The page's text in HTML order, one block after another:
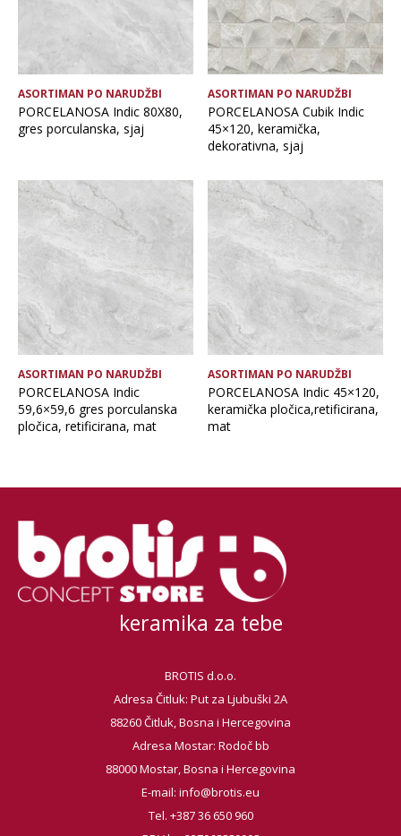
ASORTIMAN PO NARUDŽBI
PORCELANOSA Indic 80X80,
gres porculanska, sjaj
ASORTIMAN PO NARUDŽBI
PORCELANOSA Cubik Indic
45×120, keramička,
dekorativna, sjaj
ASORTIMAN PO NARUDŽBI
PORCELANOSA Indic
59,6×59,6 gres porculanska
pločica, retificirana, mat
ASORTIMAN PO NARUDŽBI
PORCELANOSA Indic 45×120,
keramička pločica,retificirana,
mat
keramika za tebe
BROTIS d.o.o.
Adresa Čitluk: Put za Ljubuški 2A
88260 Čitluk, Bosna i Hercegovina
Adresa Mostar: Rodoč bb
88000 Mostar, Bosna i Hercegovina
E-mail: info@brotis.eu
Tel. +387 36 650 960